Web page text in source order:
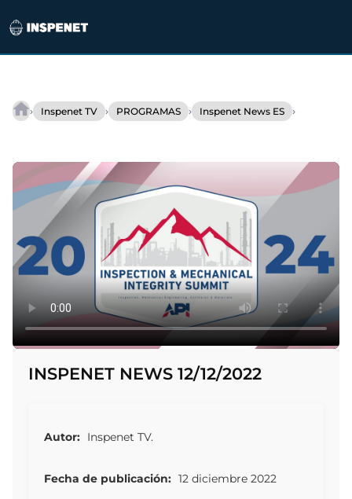
contenido
› Inspenet TV › PROGRAMAS › Inspenet News ES ›
INSPENET
INSPENET NEWS 12/12/2022
Autor: Inspenet TV.
Fecha de publicación: 12 diciembre 2022